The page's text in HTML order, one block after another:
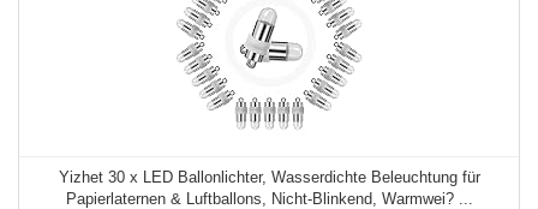
Yizhet 30 x LED Ballonlichter, Wasserdichte Beleuchtung für
Papierlaternen & Luftballons, Nicht-Blinkend, Warmwei? ...